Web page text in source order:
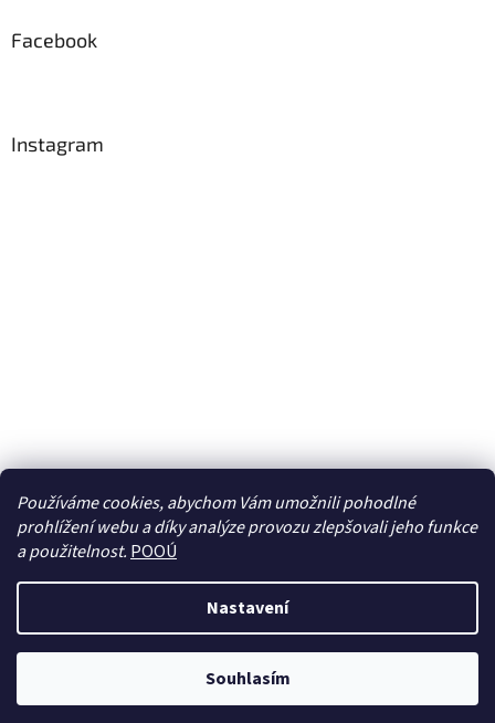
Používáme cookies, abychom Vám umožnili pohodlné
prohlížení webu a díky analýze provozu zlepšovali jeho funkce
a použitelnost. POOÚ
Nastavení
Souhlasím
Facebook
Instagram
Sledovat na Instagramu
Vytvořil Shoptet
BREBERKY.cz. Všechna práva vyhrazena.